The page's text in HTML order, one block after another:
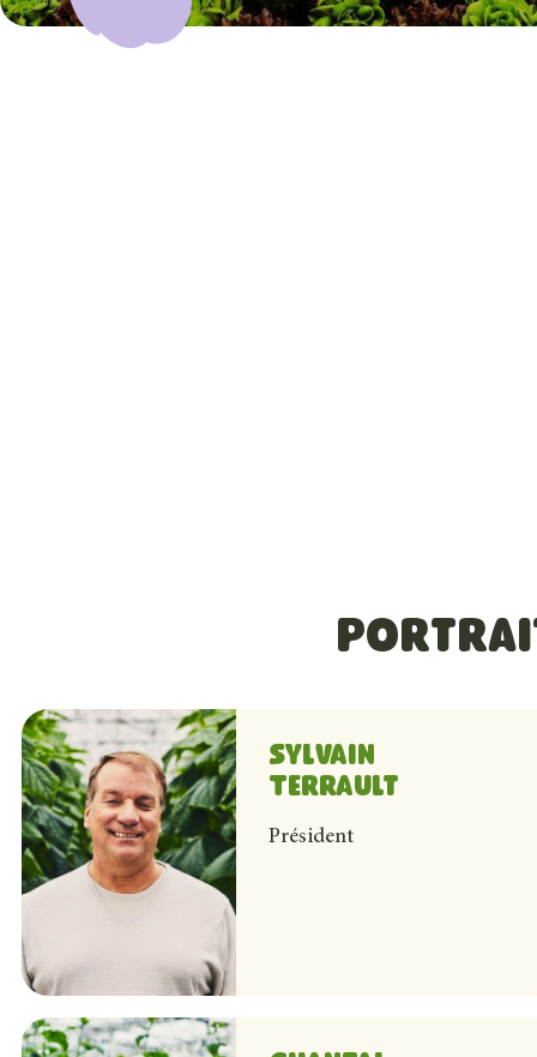
Sylvain
Terrault
Président
Avec notre famille, Sylvain est propriétaire de Gen